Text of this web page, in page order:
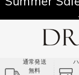
11,700
Summer
通常発送
無料